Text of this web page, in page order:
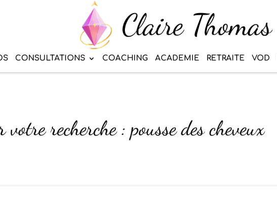
CONSULTATIONS COACHING ACADEMIE RETRAITE VOD
recherche : pousse des cheveux